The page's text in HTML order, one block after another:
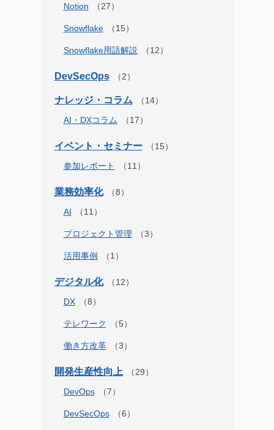
Notion
Snowflake
Snowflake用語解説
DevSecOps
ナレッジ・コラム
AI・DXコラム
イベント・セミナー
参加レポート
業務効率化
AI
プロジェクト管理
活用事例
デジタル化
DX
テレワーク
働き方改革
開発生産性向上
DevOps
DevSecOps